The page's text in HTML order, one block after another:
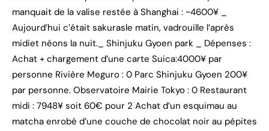
manquait de la valise restée à Shanghai : ~4600¥ _
Aujourd’hui c’était sakurasle matin, vadrouille l’après
midiet néons la nuit._ Shinjuku Gyoen park _ Dépenses :
Achat + chargement d’une carte Suica:4000¥ par
personne Rivière Meguro : 0 Parc Shinjuku Gyoen 200¥
par personne. Observatoire Mairie Tokyo : 0 Restaurant
midi : 7948¥ soit 60€ pour 2 Achat d’un esquimau au
matcha enrobé d’une couche de chocolat noir au pépites